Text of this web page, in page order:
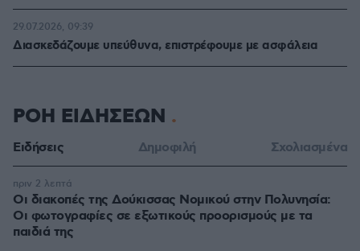
Διασκεδάζουμε υπεύθυνα, επιστρέφουμε με ασφάλεια
29.07.2026, 09:39
ΡΟΗ ΕΙΔΗΣΕΩΝ
Ειδήσεις Δημοφιλή Σχολιασμένα
Οι διακοπές της Δούκισσας Νομικού στην Πολυνησία:
Οι φωτογραφίες σε εξωτικούς προορισμούς με τα
παιδιά της
πριν 2 λεπτά